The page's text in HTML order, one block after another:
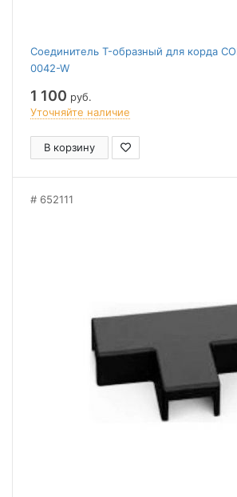
Соединитель T-образный для корда
0042-W
1 100 руб.
Уточняйте наличие
В корзину
652111